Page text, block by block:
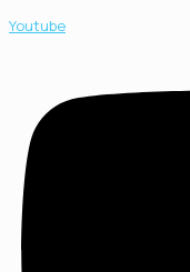
Youtube